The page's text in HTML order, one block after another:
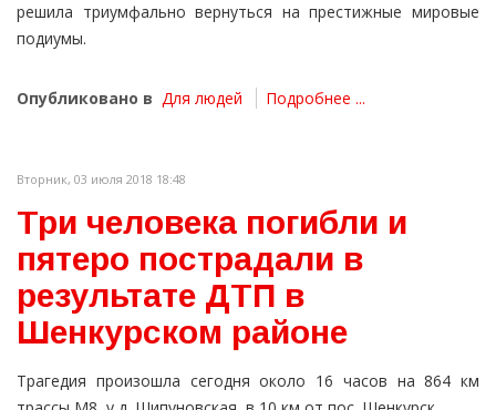
решила триумфально вернуться на престижные мировые
подиумы.
Опубликовано в Для людей Подробнее ...
Вторник, 03 июля 2018 18:48
Три человека погибли и
пятеро пострадали в
результате ДТП в
Шенкурском районе
Трагедия произошла сегодня около 16 часов на 864 км